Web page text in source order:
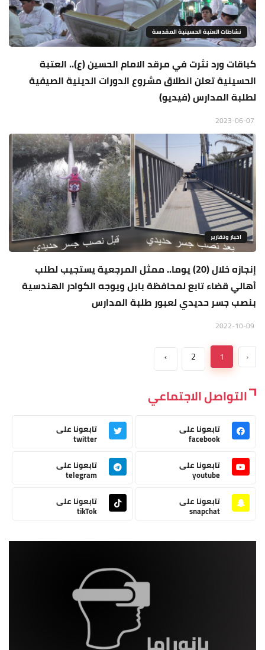
نشاطات العتبة الحسينية المقدسة
كباقات ورد نثرت في مرقد الامام الحسين (ع).. العتبة
الحسينية تعلن انطلاق مشروع الدورات الدينية الصيفية
لطلبة المدارس (فيديو)
اخبار وتقارير
إنجازه خلال (20) يوما.. ممثل المرجعية يستجيب لطلب
أهالي قضاء تابع لمحافظة بابل ويوجه الكوادر الهندسية
بنصب جسر حديدي لعبور طلبة المدارس
‹
1
2
›
التواصل الاجتماعي
تابعونا على
facebook
تابعونا على
twitter
تابعونا على
youtube
تابعونا على
telegram
تابعونا على
snapchat
تابعونا على
tikTok